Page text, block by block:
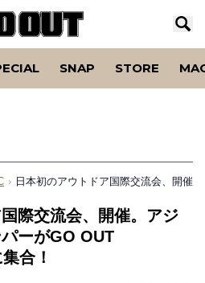
SNAP STORE
› 日本初のアウトドア国際交流会、開催
際交流会、開催。アジ
ーがGO OUT
合！